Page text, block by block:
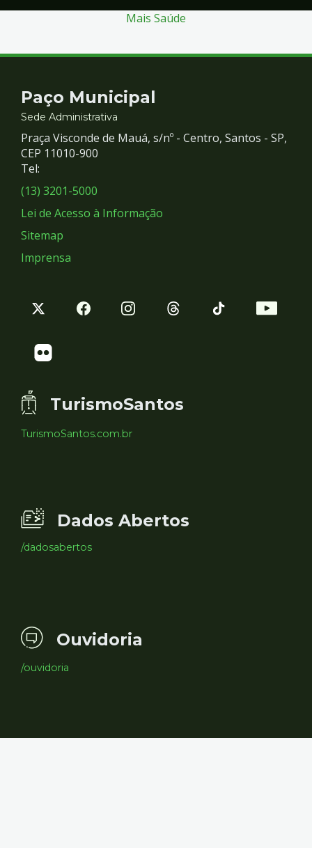
Mais Saúde
Contato
e
Redes
Sociais
Paço Municipal
Sede Administrativa
Praça Visconde de Mauá, s/nº - Centro, Santos - SP,
CEP 11010-900
Tel:
(13) 3201-5000
Lei de Acesso à Informação
Sitemap
Imprensa
TurismoSantos
TurismoSantos.com.br
Dados Abertos
/dadosabertos
Ouvidoria
/ouvidoria